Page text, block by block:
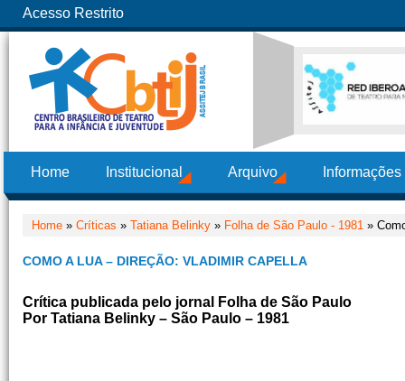
Acesso Restrito
Home Institucional Arquivo
Home » Críticas » Tatiana Belinky » Folha de São Paulo - 1981 »
COMO A LUA – DIREÇÃO: VLADIMIR CAPELLA
Crítica publicada pelo jornal Folha de São Paulo
Por Tatiana Belinky – São Paulo – 1981